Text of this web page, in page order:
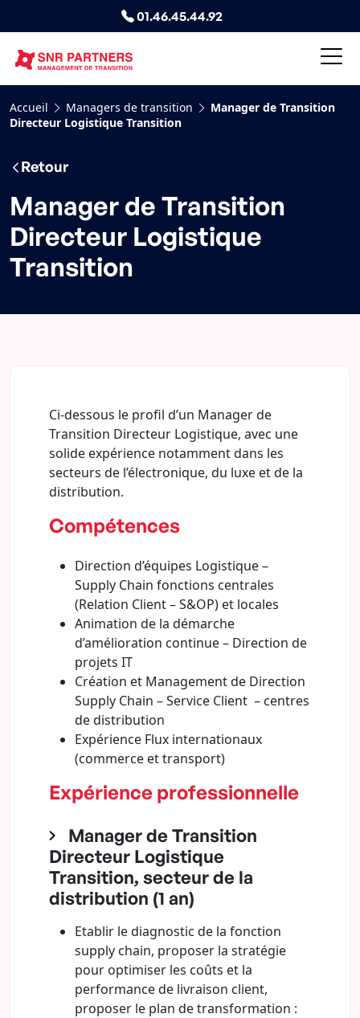
01.46.45.44.92
Accueil Managers de transition
Manager de Transition
Directeur Logistique Transition
Retour
Manager de Transition
Directeur Logistique
Transition
Ci-dessous le profil d’un Manager de
Transition Directeur Logistique, avec une
solide expérience notamment dans les
secteurs de l’électronique, du luxe et de la
distribution.
Compétences
Direction d’équipes Logistique –
Supply Chain fonctions centrales
(Relation Client – S&OP) et locales
Animation de la démarche
d’amélioration continue – Direction de
projets IT
Création et Management de Direction
Supply Chain – Service Client – centres
de distribution
Expérience Flux internationaux
(commerce et transport)
Expérience professionnelle
Manager de Transition
Directeur Logistique
Transition, secteur de la
distribution (1 an)
Etablir le diagnostic de la fonction
supply chain, proposer la stratégie
pour optimiser les coûts et la
performance de livraison client,
proposer le plan de transformation :